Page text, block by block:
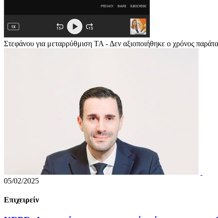
Στεφάνου για μεταρρύθμιση ΤΑ - Δεν αξιοποιήθηκε ο χρόνος
05/02/2025
Επιχειρείν